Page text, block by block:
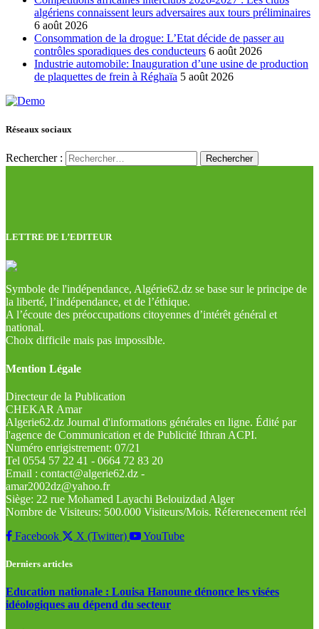
algériens connaissent leurs adversaires aux tours préliminaires
6 août 2026
Consommation de la drogue: L’Etat décide de passer au
contrôles sporadiques des conducteurs 6 août 2026
Industrie automobile: Inauguration d’une usine de production
de plaquettes de frein à Réghaïa 5 août 2026
Réseaux sociaux
Rechercher :
LETTRE DE L’EDITEUR
Symbole de l'indépendance, Algérie62.dz se base sur le principe de
la liberté, l’indépendance, et de l’éthique.
A l’écoute des préoccupations citoyennes d’intérêt général et
national.
Choix difficile mais pas impossible.
Mention Légale
Directeur de la Publication
CHEKAR Amar
Algerie62.dz Journal d'informations générales en ligne. Édité par
l'agence de Communication et de Publicité Ithran ACPI.
Numéro enrigistrement: 07/21
Tel 0554 57 22 41 - 0664 72 83 20
Email : contact@algerie62.dz -
amar2002dz@yahoo.fr
Siège: 22 rue Mohamed Layachi Belouizdad Alger
Nombre de Visiteurs: 500.000 Visiteurs/Mois. Réferenecement réel
Facebook
X (Twitter) YouTube
Derniers articles
Education nationale : Louisa Hanoune dénonce les visées
idéologiques au dépend du secteur